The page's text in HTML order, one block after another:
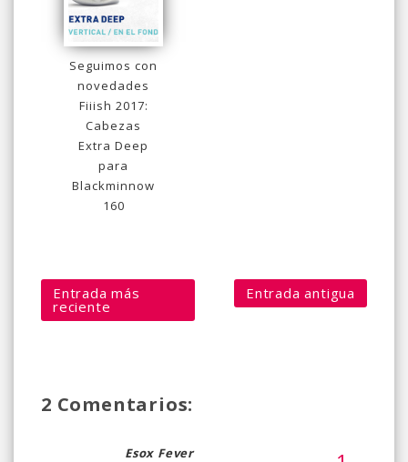
Seguimos con
novedades
Fiiish 2017:
Cabezas
Extra Deep
para
Blackminnow
160
Entrada más
reciente
Entrada antigua
2 Comentarios:
Esox Fever